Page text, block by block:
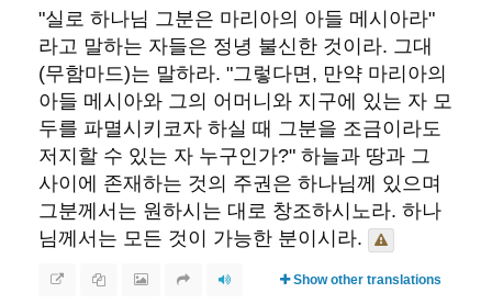
"실로 하나님 그분은 마리아의 아들 메시아라"
라고 말하는 자들은 정녕 불신한 것이라. 그대
(무함마드)는 말하라. "그렇다면, 만약 마리아의
아들 메시아와 그의 어머니와 지구에 있는 자 모
두를 파멸시키코자 하실 때 그분을 조금이라도
저지할 수 있는 자 누구인가?" 하늘과 땅과 그
사이에 존재하는 것의 주권은 하나님께 있으며
그분께서는 원하시는 대로 창조하시노라. 하나
님께서는 모든 것이 가능한 분이시라.
Show other translations